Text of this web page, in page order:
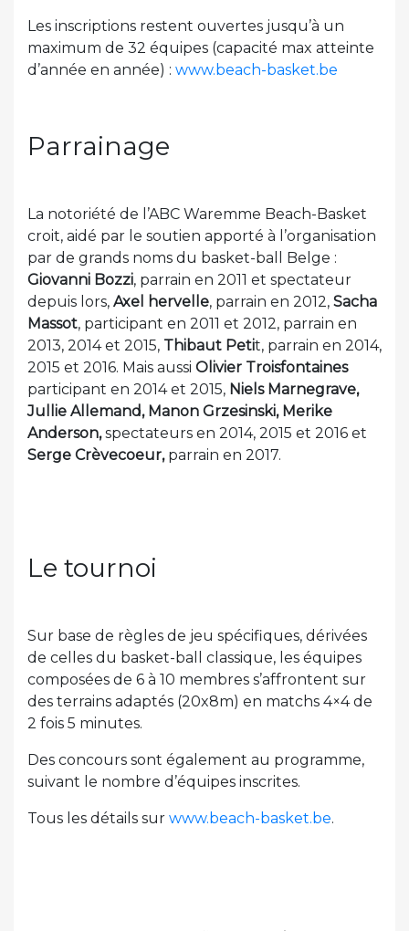
Les inscriptions restent ouvertes jusqu’à un
maximum de 32 équipes (capacité max atteinte
d’année en année) : www.beach-basket.be
Parrainage
La notoriété de l’ABC Waremme Beach-Basket
croit, aidé par le soutien apporté à l’organisation
par de grands noms du basket-ball Belge :
Giovanni Bozzi, parrain en 2011 et spectateur
depuis lors, Axel hervelle, parrain en 2012, Sacha
Massot, participant en 2011 et 2012, parrain en
2013, 2014 et 2015, Thibaut Petit, parrain en 2014,
2015 et 2016. Mais aussi Olivier Troisfontaines
participant en 2014 et 2015, Niels Marnegrave,
Jullie Allemand, Manon Grzesinski, Merike
Anderson,spectateurs en 2014, 2015 et 2016 et
Serge Crèvecoeur, parrain en 2017.
Le tournoi
Sur base de règles de jeu spécifiques, dérivées
de celles du basket-ball classique, les équipes
composées de 6 à 10 membres s’affrontent sur
des terrains adaptés (20x8m) en matchs 4×4 de
2 fois 5 minutes.
Des concours sont également au programme,
suivant le nombre d’équipes inscrites.
Tous les détails sur www.beach-basket.be.